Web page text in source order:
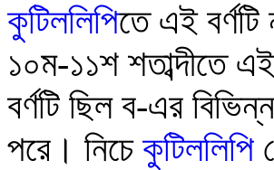
কুটিললিপিতেএই
১০ম-১১শ শতাব্দীতে
বর্ণটি ছিল ব-এর
পরে । নিচে কুটিললিপি